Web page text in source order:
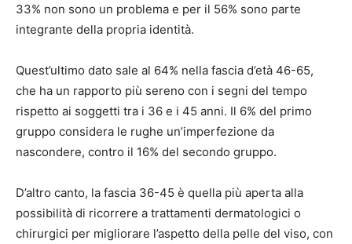
33% non sono un problema e per il 56% sono parte
integrante della propria identità.
Quest’ultimo dato sale al 64% nella fascia d’età 46-65,
che ha un rapporto più sereno con i segni del tempo
rispetto ai soggetti tra i 36 e i 45 anni. Il 6% del primo
gruppo considera le rughe un’imperfezione da
nascondere, contro il 16% del secondo gruppo.
D’altro canto, la fascia 36-45 è quella più aperta alla
possibilità di ricorrere a trattamenti dermatologici o
chirurgici per migliorare l’aspetto della pelle del viso, con